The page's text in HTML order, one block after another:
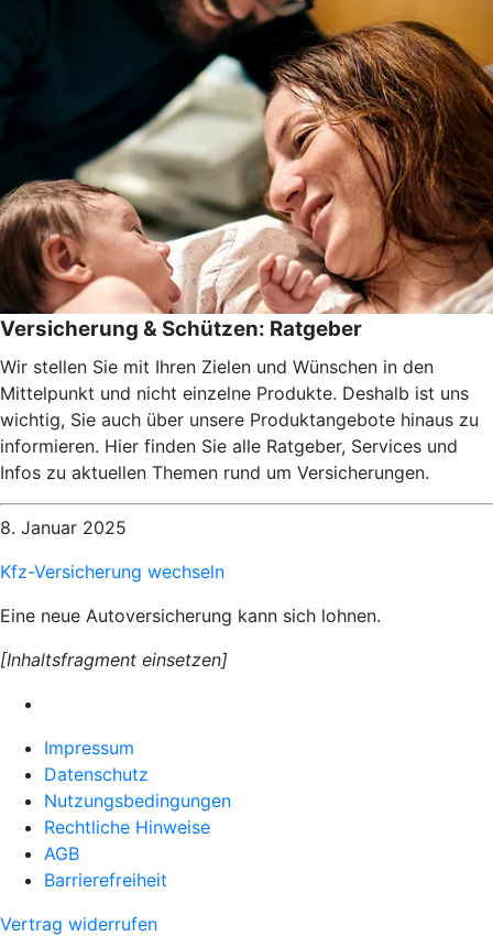
Versicherung & Schützen: Ratgeber
Wir stellen Sie mit Ihren Zielen und Wünschen in den
Mittelpunkt und nicht einzelne Produkte. Deshalb ist uns
wichtig, Sie auch über unsere Produktangebote hinaus zu
informieren. Hier finden Sie alle Ratgeber, Services und
Infos zu aktuellen Themen rund um Versicherungen.
8. Januar 2025
Kfz-Versicherung wechseln
Eine neue Autoversicherung kann sich lohnen.
[Inhaltsfragment einsetzen]
Impressum
Datenschutz
Nutzungsbedingungen
Rechtliche Hinweise
AGB
Barrierefreiheit
Vertrag widerrufen